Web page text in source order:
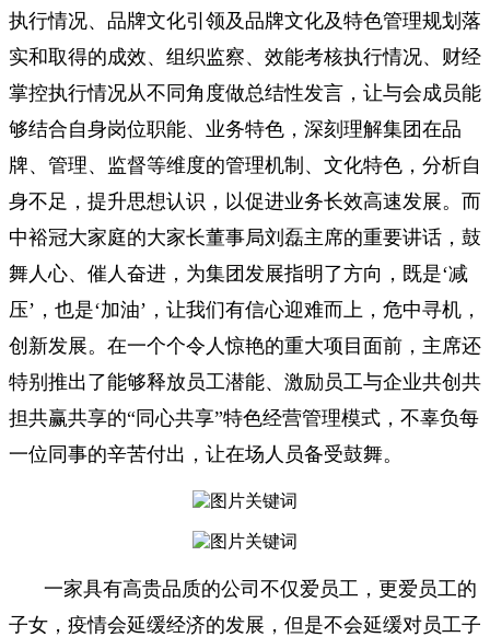
执行情况、品牌文化引领及品牌文化及特色管理规划落
实和取得的成效、组织监察、效能考核执行情况、财经
掌控执行情况从不同角度做总结性发言，让与会成员能
够结合自身岗位职能、业务特色，深刻理解集团在品
牌、管理、监督等维度的管理机制、文化特色，分析自
身不足，提升思想认识，以促进业务长效高速发展。而
中裕冠大家庭的大家长董事局刘磊主席的重要讲话，鼓
舞人心、催人奋进，为集团发展指明了方向，既是‘减
压’，也是‘加油’，让我们有信心迎难而上，危中寻机，
创新发展。在一个个令人惊艳的重大项目面前，主席还
特别推出了能够释放员工潜能、激励员工与企业共创共
担共赢共享的“同心共享”特色经营管理模式，不辜负每
一位同事的辛苦付出，让在场人员备受鼓舞。
一家具有高贵品质的公司不仅爱员工，更爱员工的
子女，疫情会延缓经济的发展，但是不会延缓对员工子